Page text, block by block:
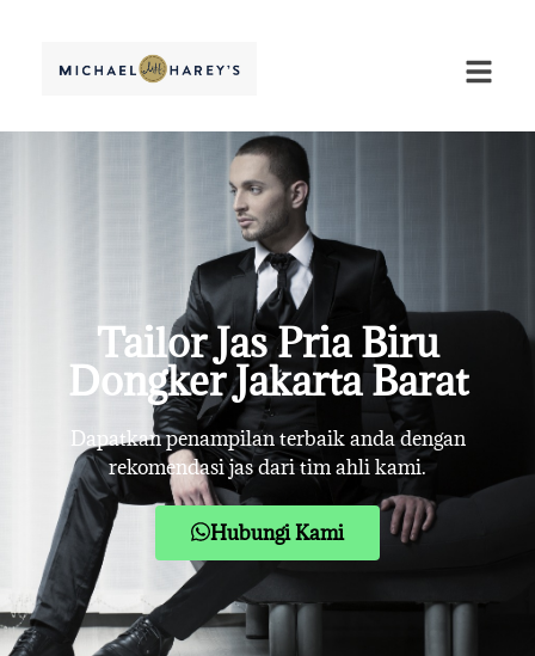
Tailor Jas Pria Biru
Dongker Jakarta Barat
Dapatkan penampilan terbaik anda dengan
rekomendasi jas dari tim ahli kami.
Hubungi Kami